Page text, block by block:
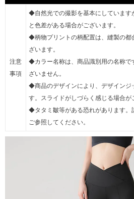
注意
事項
◆自然光での撮影を基本にしています
と色差がある場合がございます。
◆柄物プリントの柄配置は、縫製の都
ざいます。
◆カラー名称は、商品識別用の名称で
ざいません。
◆商品のデザインにより、デザインジ
す。スライドがしづらく感じる場合が
◆タタミ皺等がある恐れがあります。
ご参照してください。